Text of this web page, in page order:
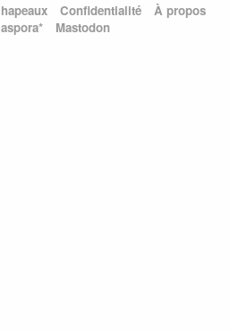
Confidentialité
À propos
Mastodon